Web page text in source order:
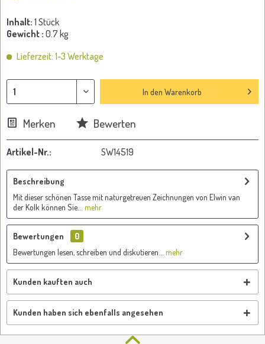
Inhalt: 1 Stück
Gewicht : 0.7 kg
Lieferzeit: 1-3 Werktage
In den Warenkorb
Merken Bewerten
Artikel-Nr.: SW14519
Beschreibung
Mit dieser schönen Tasse mit naturgetreuen Zeichnungen von Elwin van
der Kolk können Sie...
mehr
Bewertungen
0
Bewertungen lesen, schreiben und diskutieren...
mehr
Kunden kauften auch
Kunden haben sich ebenfalls angesehen